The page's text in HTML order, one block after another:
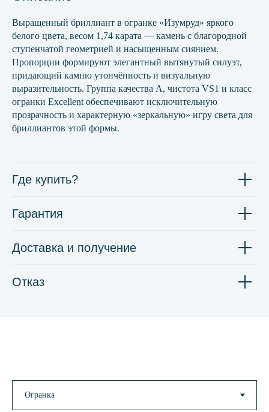
Выращенный бриллиант в огранке «Изумруд» яркого
белого цвета, весом 1,74 карата — камень с благородной
ступенчатой геометрией и насыщенным сиянием.
Пропорции формируют элегантный вытянутый силуэт,
придающий камню утончённость и визуальную
выразительность. Группа качества А, чистота VS1 и класс
огранки Excellent обеспечивают исключительную
прозрачность и характерную «зеркальную» игру света для
бриллиантов этой формы.
Где купить?
Гарантия
Доставка и получение
Отказ